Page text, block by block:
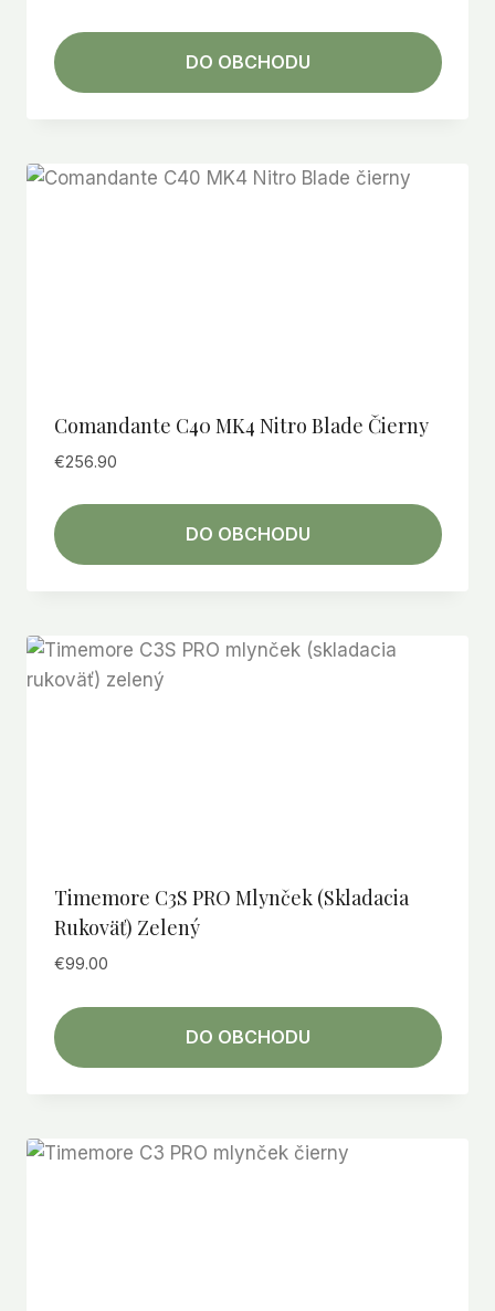
DO OBCHODU
Comandante C40 MK4 Nitro Blade Čierny
€256.90
DO OBCHODU
Timemore C3S PRO Mlynček (skladacia
Rukoväť) Zelený
€99.00
DO OBCHODU